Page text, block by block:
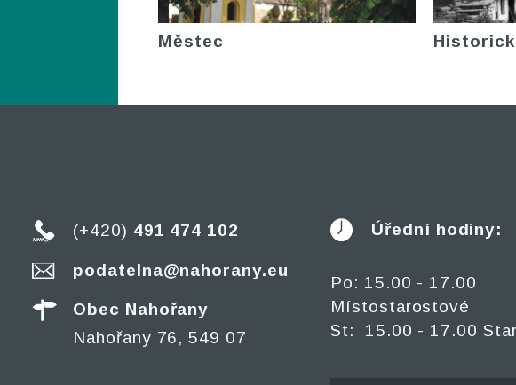
Městec
(+420) 491 474 102
podatelna@nahorany.eu
Obec Nahořany
Nahořany 76, 549 07
Úřední hodiny:
Po: 15.00 - 17.00
Místostarostové
St: 15.00 - 17.00